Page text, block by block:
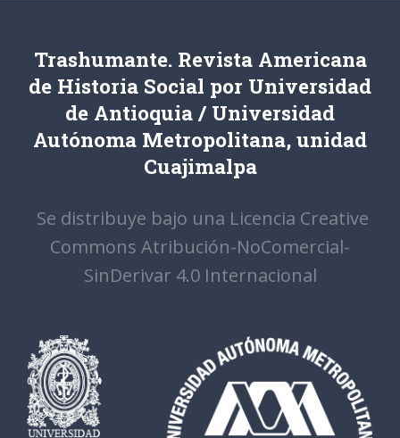
Trashumante. Revista Americana
de Historia Social por Universidad
de Antioquia / Universidad
Autónoma Metropolitana, unidad
Cuajimalpa
Se distribuye bajo una Licencia Creative
Commons Atribución-NoComercial-
SinDerivar 4.0 Internacional